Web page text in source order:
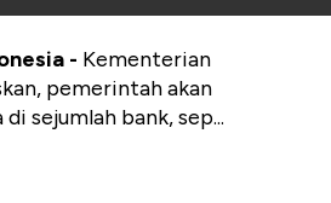
200 T
- Kementerian
pemerintah akan
sejumlah bank, sep...